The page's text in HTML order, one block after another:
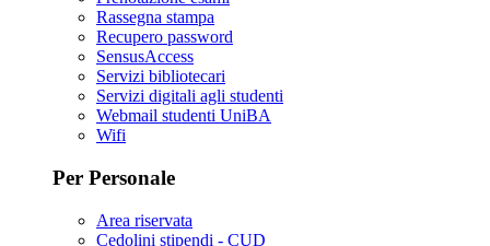
Rassegna stampa
Recupero password
SensusAccess
Servizi bibliotecari
Servizi digitali agli studenti
Webmail studenti UniBA
Wifi
Per Personale
Area riservata
Cedolini stipendi - CUD